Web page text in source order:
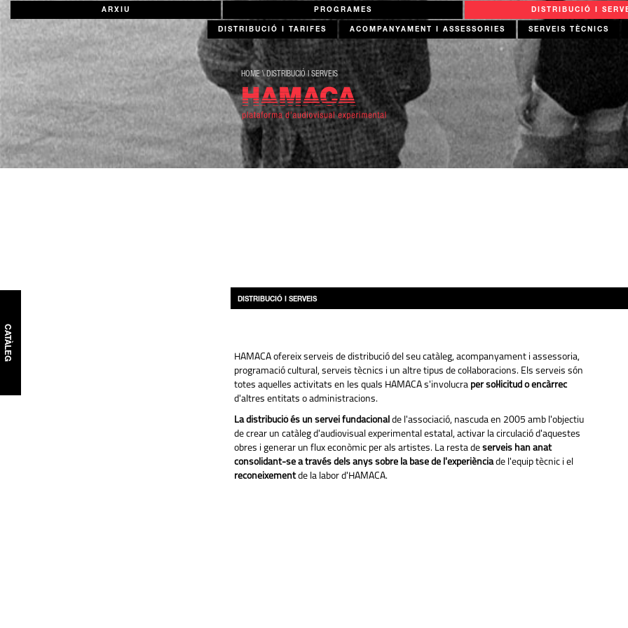
ARXIU PROGRAMES DISTRIBUCIÓ I
DISTRIBUCIÓ I TARIFES ACOMPANYAMENT I ASSESSORIES SERVEIS TÈCNICS
HOME\DISTRIBUCIÓ I SERVEIS
CATÀLEG
DISTRIBUCIÓ I SERVEIS
HAMACA ofereix serveis de distribució del seu catàleg, acompanyament i assessoria,
programació cultural, serveis tècnics i un altre tipus de col·laboracions. Els serveis són
totes aquelles activitats en les quals HAMACA s'involucra per sol·licitud o encàrrec
d'altres entitats o administracions.
La distribució és un servei fundacional de l'associació, nascuda en 2005 amb l'objectiu
de crear un catàleg d'audiovisual experimental estatal, activar la circulació d'aquestes
obres i generar un flux econòmic per als artistes. La resta de serveis han anat
consolidant-se a través dels anys sobre la base de l'experiènciade l'equip tècnic i el
reconeixementde la labor d'HAMACA.